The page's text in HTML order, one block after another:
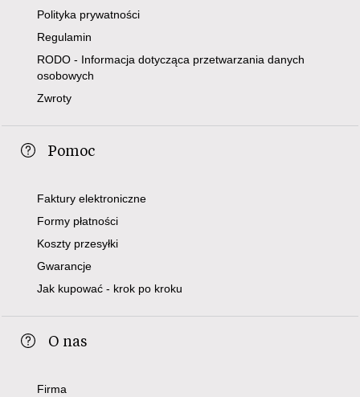
Polityka prywatności
Regulamin
RODO - Informacja dotycząca przetwarzania danych
osobowych
Zwroty
Pomoc
Faktury elektroniczne
Formy płatności
Koszty przesyłki
Gwarancje
Jak kupować - krok po kroku
O nas
Firma